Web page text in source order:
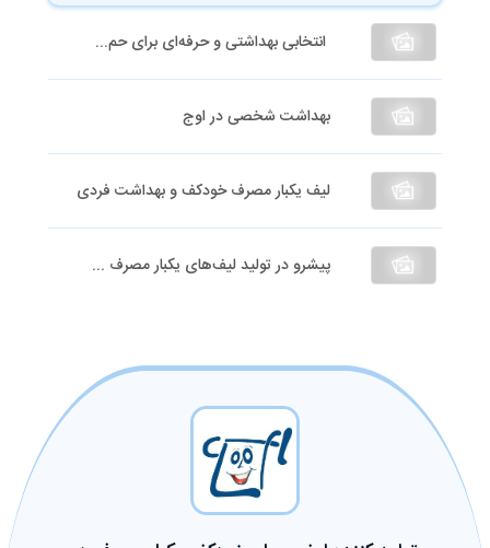
انتخابی بهداشتی و حرفه‌ای برای حم...
بهداشت شخصی در اوج
لیف یکبار مصرف خودکف و بهداشت فردی
پیشرو در تولید لیف‌های یکبار مصرف ...